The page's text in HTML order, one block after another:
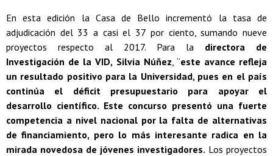
En esta edición la Casa de Bello incrementó la tasa de
adjudicación del 33 a casi el 37 por ciento, sumando nueve
proyectos respecto al 2017. Para la directora de
Investigación de la VID, Silvia Núñez , “este avance refleja
un resultado positivo para la Universidad, pues en el país
continúa el déficit presupuestario para apoyar el
desarrollo científico. Este concurso presentó una fuerte
competencia a nivel nacional por la falta de alternativas
de financiamiento, pero lo más interesante radica en la
mirada novedosa de jóvenes investigadores. Los proyectos